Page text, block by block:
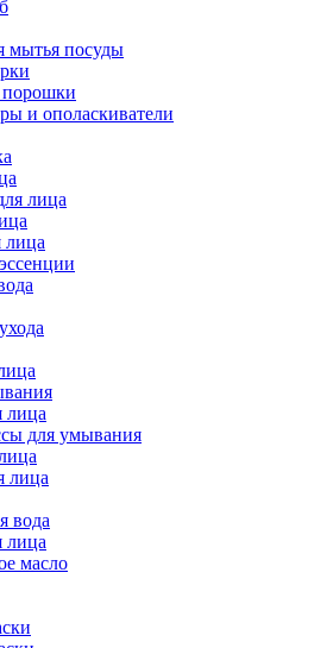
мытья посуды
и ополаскиватели
лица
лица
для умывания
лица
вода
лица
масло